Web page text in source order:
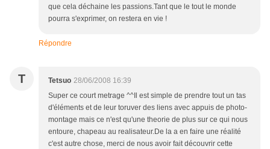
que cela déchaine les passions.Tant que le tout le monde
pourra s'exprimer, on restera en vie !
Répondre
T Tetsuo 28/06/2008 16:39
Super ce court metrage ^^Il est simple de prendre tout un tas
d'éléments et de leur toruver des liens avec appuis de photo-
montage mais ce n'est qu'une theorie de plus sur ce qui nous
entoure, chapeau au realisateur.De la a en faire une réalité
c'est autre chose, merci de nous avoir fait découvrir cette